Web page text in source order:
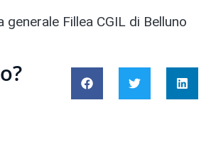
Fillea CGIL di Belluno